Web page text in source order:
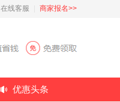
在线客服 商家报名>>
优惠头条